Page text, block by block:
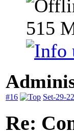
515
#16 Set-29-
Re: